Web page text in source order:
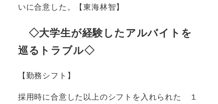
いに合意した。【東海林智】
◇大学生が経験したアルバイトを
巡るトラブル◇
【勤務シフト】
採用時に合意した以上のシフトを入れられた １